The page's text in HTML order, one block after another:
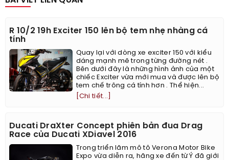
R 10/2 19h Exciter 150 lên bộ tem nhẹ nhàng cá
tính
Quay lại với dòng xe exciter 150 với kiểu
dáng mạnh mẽ trong từng đường nét .
Bên dưới đây là những hình ảnh của một
chiếc Exciter vừa mới mua và được lên bộ
tem chế trông cá tính hơn . Thể hiện...
[Chi tiết...]
Ducati DraXter Concept phiên bản đua Drag
Race của Ducati XDiavel 2016
Trong triển lãm mô tô Verona Motor Bike
Expo vừa diễn ra, hãng xe đến từ Ý đã giới